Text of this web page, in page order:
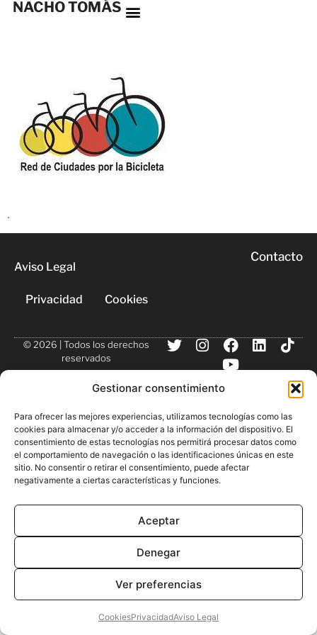
Gestionar consentimiento
Para ofrecer las mejores experiencias, utilizamos tecnologías como las
cookies para almacenar y/o acceder a la información del dispositivo. El
consentimiento de estas tecnologías nos permitirá procesar datos como
el comportamiento de navegación o las identificaciones únicas en este
sitio. No consentir o retirar el consentimiento, puede afectar
negativamente a ciertas características y funciones.
Aceptar
Denegar
Ver preferencias
CookiesPrivacidadAviso Legal
NACHO TOMÁS
.
Aviso Legal
Privacidad Cookies
Contacto
© 2026 | Todos los derechos
reservados